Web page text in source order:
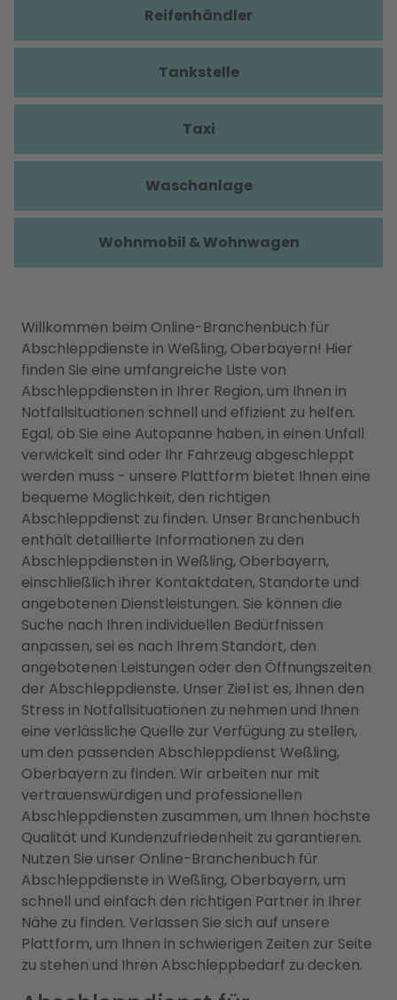
Willkommen beim Online-Branchenbuch für
Abschleppdienste in Weßling, Oberbayern! Hier
finden Sie eine umfangreiche Liste von
Abschleppdiensten in Ihrer Region, um Ihnen in
Notfallsituationen schnell und effizient zu helfen.
Egal, ob Sie eine Autopanne haben, in einen Unfall
verwickelt sind oder Ihr Fahrzeug abgeschleppt
werden muss - unsere Plattform bietet Ihnen eine
bequeme Möglichkeit, den richtigen
Abschleppdienst zu finden. Unser Branchenbuch
enthält detaillierte Informationen zu den
Abschleppdiensten in Weßling, Oberbayern,
einschließlich ihrer Kontaktdaten, Standorte und
angebotenen Dienstleistungen. Sie können die
Suche nach Ihren individuellen Bedürfnissen
anpassen, sei es nach Ihrem Standort, den
angebotenen Leistungen oder den Öffnungszeiten
der Abschleppdienste. Unser Ziel ist es, Ihnen den
Stress in Notfallsituationen zu nehmen und Ihnen
eine verlässliche Quelle zur Verfügung zu stellen,
um den passenden Abschleppdienst Weßling,
Oberbayern zu finden. Wir arbeiten nur mit
vertrauenswürdigen und professionellen
Abschleppdiensten zusammen, um Ihnen höchste
Qualität und Kundenzufriedenheit zu garantieren.
Nutzen Sie unser Online-Branchenbuch für
Abschleppdienste in Weßling, Oberbayern, um
schnell und einfach den richtigen Partner in Ihrer
Nähe zu finden. Verlassen Sie sich auf unsere
Plattform, um Ihnen in schwierigen Zeiten zur Seite
zu stehen und Ihren Abschleppbedarf zu decken.
Reifenhändler
Tankstelle
Taxi
Waschanlage
Wohnmobil & Wohnwagen